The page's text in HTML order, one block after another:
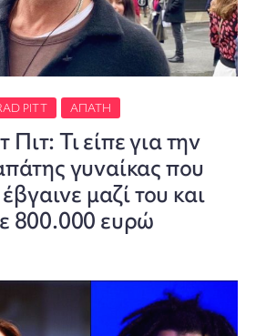
PITT ΑΠΆΤΗ
Τι είπε για την
γυναίκας που
μαζί του και
800.000 ευρώ